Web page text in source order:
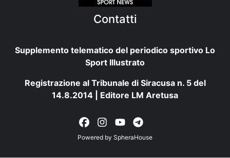
Contatti
Supplemento telematico del periodico sportivo Lo
Sport Illustrato
Registrazione al Tribunale di Siracusa n. 5 del
14.8.2014 | Editore LM Aretusa
Powered by SpheraHouse